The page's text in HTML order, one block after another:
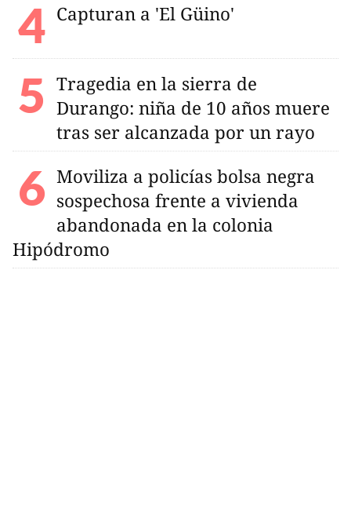
Capturan a 'El Güino'
Tragedia en la sierra de
Durango: niña de 10 años muere
tras ser alcanzada por un rayo
Moviliza a policías bolsa negra
sospechosa frente a vivienda
abandonada en la colonia
Hipódromo